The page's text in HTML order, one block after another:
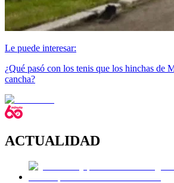
Le puede interesar:
¿Qué pasó con los tenis que los hinchas de
cancha?
ACTUALIDAD